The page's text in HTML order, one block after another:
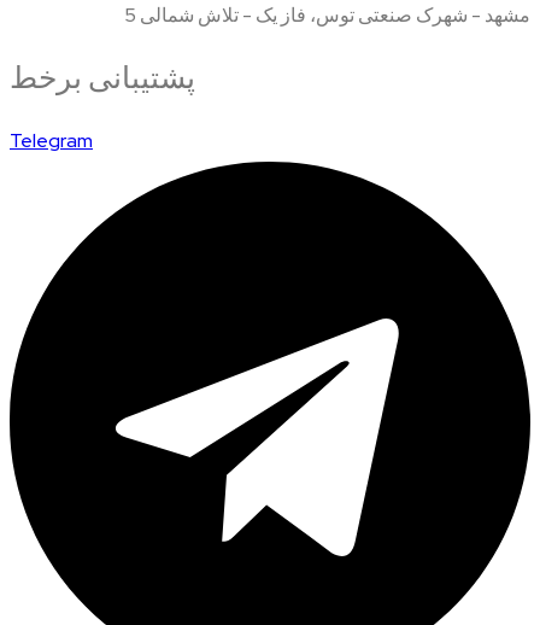
مشهد - شهرک صنعتی توس، فاز یک - تلاش شمالی 5
پشتیبانی برخط
Telegram